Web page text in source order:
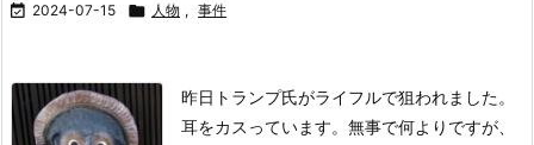
 2024-07-15  人物 , 事件
昨日トランプ氏がライフルで狙われました。
耳をカスっています。 無事で何よりですが、